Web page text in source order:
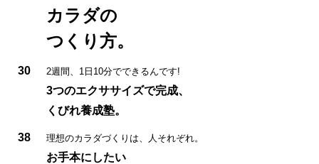
カラダの
つくり方。
30 2週間、1日10分でできるんです!
3つのエクササイズで完成、
くびれ養成塾。
38 理想のカラダづくりは、人それぞれ。
お手本にしたい